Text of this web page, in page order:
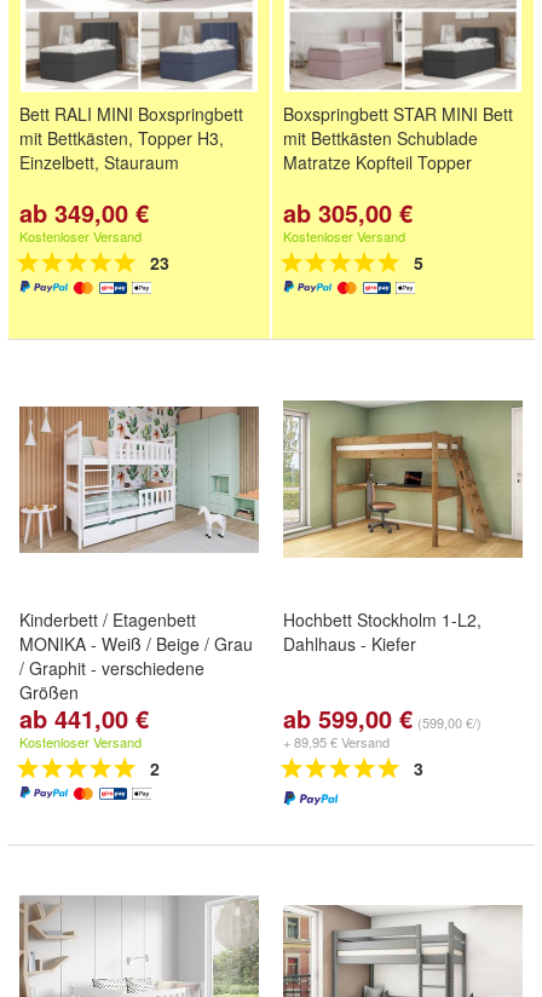
Bett RALI MINI Boxspringbett
mit Bettkästen, Topper H3,
Einzelbett, Stauraum
ab 349,00 €
Kostenloser Versand
23
Boxspringbett STAR MINI Bett
mit Bettkästen Schublade
Matratze Kopfteil Topper
ab 305,00 €
Kostenloser Versand
5
Kinderbett / Etagenbett
MONIKA - Weiß / Beige / Grau
/ Graphit - verschiedene
Größen
ab 441,00 €
Kostenloser Versand
2
Hochbett Stockholm 1-L2,
Dahlhaus - Kiefer
ab 599,00 € (599,00 €/)
+ 89,95 € Versand
3